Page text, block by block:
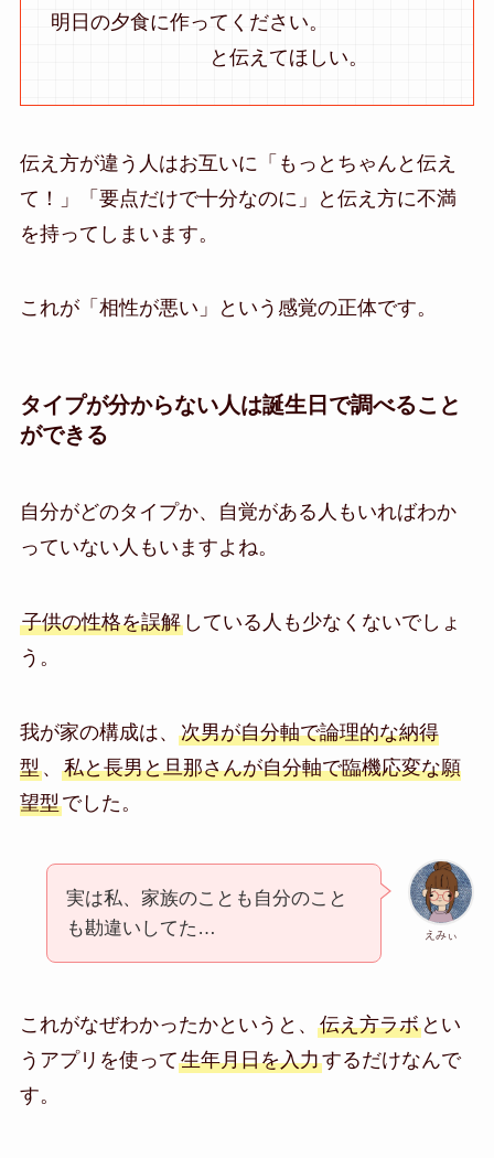
明日の夕食に作ってください。
と伝えてほしい。
伝え方が違う人はお互いに「もっとちゃんと伝え
て！」「要点だけで十分なのに」と伝え方に不満
を持ってしまいます。
これが「相性が悪い」という感覚の正体です。
タイプが分からない人は誕生日で調べること
ができる
自分がどのタイプか、自覚がある人もいればわか
っていない人もいますよね。
子供の性格を誤解している人も少なくないでしょ
う。
我が家の構成は、 次男が自分軸で論理的な納得
型、 私と長男と旦那さんが自分軸で臨機応変な願
望型でした。
えみぃ
実は私、家族のことも自分のこと
も勘違いしてた…
これがなぜわかったかというと、 伝え方ラボとい
うアプリを使って生年月日を入力するだけなんで
す。